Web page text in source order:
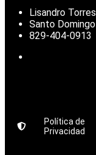
Lisandro Torres
Santo Domingo
829-404-0913
Política de
Privacidad